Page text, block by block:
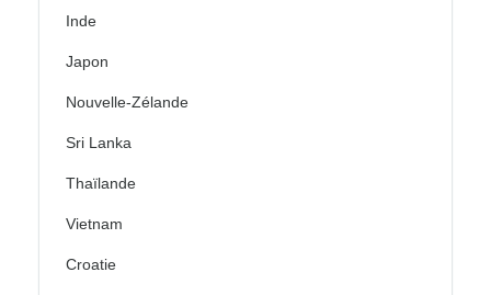
Inde
Japon
Nouvelle-Zélande
Sri Lanka
Thaïlande
Vietnam
Croatie